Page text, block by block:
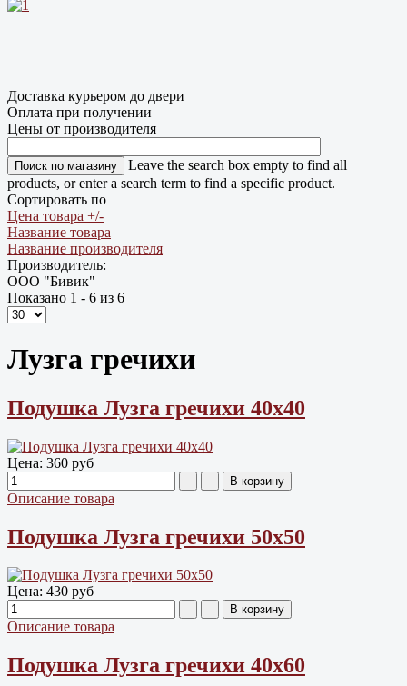
Доставка курьером до двери
Оплата при получении
Цены от производителя
Leave the search box empty to find all
products, or enter a search term to find a specific product.
Сортировать по
Цена товара +/-
Название товара
Название производителя
Производитель:
ООО "Бивик"
Показано 1 - 6 из 6
Лузга гречихи
Подушка Лузга гречихи 40х40
Цена: 360 руб
Описание товара
Подушка Лузга гречихи 50х50
Цена: 430 руб
Описание товара
Подушка Лузга гречихи 40х60